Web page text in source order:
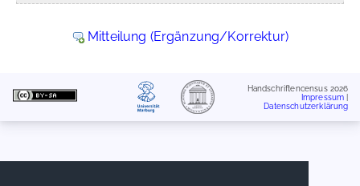
Mitteilung (Ergänzung/Korrektur)
Handschriftencensus 2026
Impressum
Datenschutzerklärung